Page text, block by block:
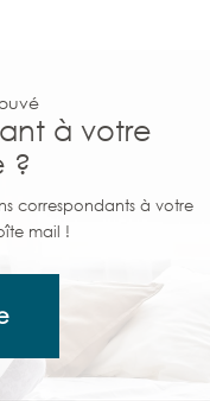
à votre
?
correspondants à votre
mail !